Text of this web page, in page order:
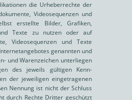
die Urheberrechte der
Videosequenzen und
erstellte Bilder, Grafiken,
Texte zu nutzen oder auf
Videosequenzen und Texte
genannten und
und Warenzeichen unterliegen
des jeweils gültigen Kenn-
der jeweiligen eingetragenen
Nennung ist nicht der Schluss
durch Rechte Dritter geschützt